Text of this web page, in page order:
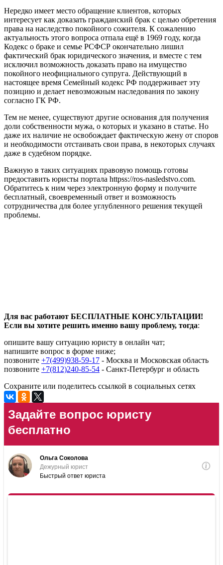
Нередко имеет место обращение клиентов, которых
интересует как доказать гражданский брак с целью обретения
права на наследство покойного сожителя. К сожалению
актуальность этого вопроса отпала ещё в 1969 году, когда
Кодекс о браке и семье РСФСР окончательно лишил
фактический брак юридического значения, и вместе с тем
исключил возможность доказать право на имущество
покойного неофициального супруга. Действующий в
настоящее время Семейный кодекс РФ поддерживает эту
позицию и делает невозможным наследования по закону
согласно ГК РФ.
Тем не менее, существуют другие основания для получения
доли собственности мужа, о которых и указано в статье. Но
даже их наличие не освобождает фактическую жену от споров
и необходимости отстаивать свои права, в некоторых случаях
даже в судебном порядке.
Важную в таких ситуациях правовую помощь готовы
предоставить юристы портала httpss://ros-nasledstvo.com.
Обратитесь к ним через электронную форму и получите
бесплатный, своевременный ответ и возможность
сотрудничества для более углубленного решения текущей
проблемы.
Для вас работают БЕСПЛАТНЫЕ КОНСУЛЬТАЦИИ!
Если вы хотите решить именно вашу проблему, тогда:
опишите вашу ситуацию юристу в онлайн чат;
напишите вопрос в форме ниже;
позвоните +7(499)938-59-17 - Москва и Московская область
позвоните +7(812)240-85-54 - Санкт-Петербург и область
Сохраните или поделитесь ссылкой в социальных сетях